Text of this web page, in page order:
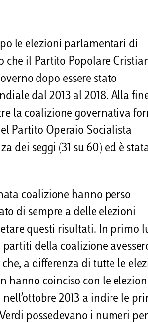
le elezioni parlamentari di
che il Partito Popolare
dopo essere stato
dal 2013 al 2018. Alla
la coalizione governativa
Partito Operaio Socialista
dei seggi (31 su 60) ed è
coalizione hanno perso
di sempre a delle elezioni
questi risultati. In primo
della coalizione
a differenza di tutte le
hanno coinciso con le
2013 a indire le
possedevano i numeri per